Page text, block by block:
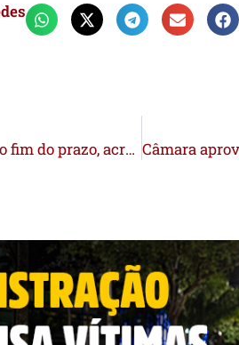
Faltando um dia para o fim do prazo, acreanos já entregaram mais de 98 mil declarações de Imposto de Renda